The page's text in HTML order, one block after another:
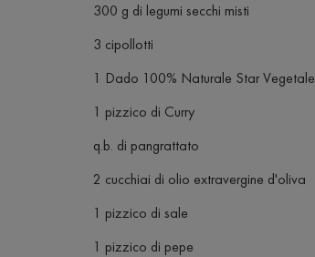
300 g di legumi secchi misti
3 cipollotti
1 Dado 100% Naturale Star Vegetale
1 pizzico di Curry
q.b. di pangrattato
2 cucchiai di olio extravergine d'oliva
1 pizzico di sale
1 pizzico di pepe